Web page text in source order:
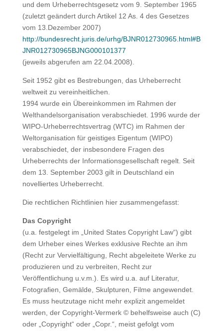
und dem Urheberrechtsgesetz vom 9. September 1965
(zuletzt geändert durch Artikel 12 As. 4 des Gesetzes
vom 13.Dezember 2007)
http://bundesrecht.juris.de/urhg/BJNR012730965.html#B
JNR012730965BJNG000101377
(jeweils abgerufen am 22.04.2008).
Seit 1952 gibt es Bestrebungen, das Urheberrecht
weltweit zu vereinheitlichen.
1994 wurde ein Übereinkommen im Rahmen der
Welthandelsorganisation verabschiedet. 1996 wurde der
WIPO-Urheberrechtsvertrag (WTC) im Rahmen der
Weltorganisation für geistiges Eigentum (WIPO)
verabschiedet, der insbesondere Fragen des
Urheberrechts der Informationsgesellschaft regelt. Seit
dem 13. September 2003 gilt in Deutschland ein
novelliertes Urheberrecht.
Die rechtlichen Richtlinien hier zusammengefasst:
Das Copyright
(u.a. festgelegt im „United States Copyright Law“) gibt
dem Urheber eines Werkes exklusive Rechte an ihm
(Recht zur Vervielfältigung, Recht abgeleitete Werke zu
produzieren und zu verbreiten, Recht zur
Veröffentlichung u.v.m.). Es wird u.a. auf Literatur,
Fotografien, Gemälde, Skulpturen, Filme angewendet.
Es muss heutzutage nicht mehr explizit angemeldet
werden, der Copyright-Vermerk © behelfsweise auch (C)
oder „Copyright“ oder „Copr.“, meist gefolgt vom